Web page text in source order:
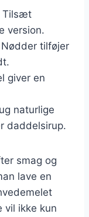
Tilsæt
version.
tilføjer
giver en
naturlige
daddelsirup.
smag og
lave en
vil ikke kun